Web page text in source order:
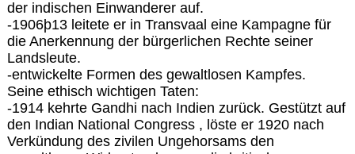
der indischen Einwanderer auf.
-1906þ13 leitete er in Transvaal eine Kampagne für
die Anerkennung der bürgerlichen Rechte seiner
Landsleute.
-entwickelte Formen des gewaltlosen Kampfes.
Seine ethisch wichtigen Taten:
-1914 kehrte Gandhi nach Indien zurück. Gestützt auf
den Indian National Congress , löste er 1920 nach
Verkündung des zivilen Ungehorsams den